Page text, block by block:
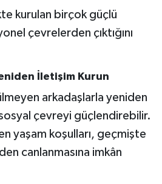
kurulan birçok güçlü
çevrelerden çıktığını
İletişim Kurun
arkadaşlarla yeniden
çevreyi güçlendirebilir.
yaşam koşulları, geçmişte
canlanmasına imkân